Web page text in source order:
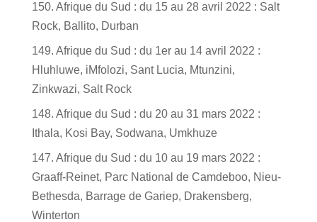
150. Afrique du Sud : du 15 au 28 avril 2022 : Salt
Rock, Ballito, Durban
149. Afrique du Sud : du 1er au 14 avril 2022 :
Hluhluwe, iMfolozi, Sant Lucia, Mtunzini,
Zinkwazi, Salt Rock
148. Afrique du Sud : du 20 au 31 mars 2022 :
Ithala, Kosi Bay, Sodwana, Umkhuze
147. Afrique du Sud : du 10 au 19 mars 2022 :
Graaff-Reinet, Parc National de Camdeboo, Nieu-
Bethesda, Barrage de Gariep, Drakensberg,
Winterton